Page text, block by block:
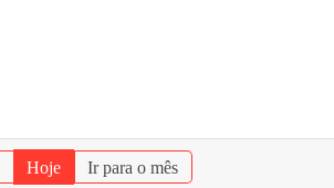
Hoje Ir para o mês